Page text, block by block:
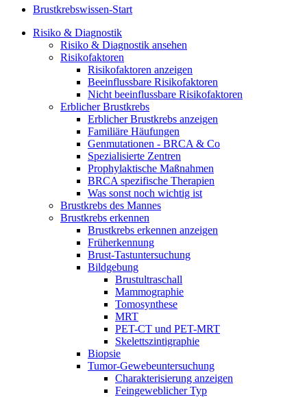
Brustkrebswissen-Start
Risiko & Diagnostik
Risiko & Diagnostik ansehen
Risikofaktoren
Risikofaktoren anzeigen
Beeinflussbare Risikofaktoren
Nicht beeinflussbare Risikofaktoren
Erblicher Brustkrebs
Erblicher Brustkrebs anzeigen
Familiäre Häufungen
Genmutationen - BRCA & Co
Spezialisierte Zentren
Prophylaktische Maßnahmen
BRCA spezifische Therapien
Was sonst noch wichtig ist
Brustkrebs des Mannes
Brustkrebs erkennen
Brustkrebs erkennen anzeigen
Früherkennung
Brust-Tastuntersuchung
Bildgebung
Brustultraschall
Mammographie
Tomosynthese
MRT
PET-CT und PET-MRT
Skelettszintigraphie
Biopsie
Tumor-Gewebeuntersuchung
Charakterisierung anzeigen
Feingeweblicher Typ